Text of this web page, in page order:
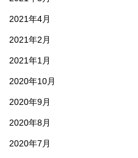
2021年4月
2021年2月
2021年1月
2020年10月
2020年9月
2020年8月
2020年7月